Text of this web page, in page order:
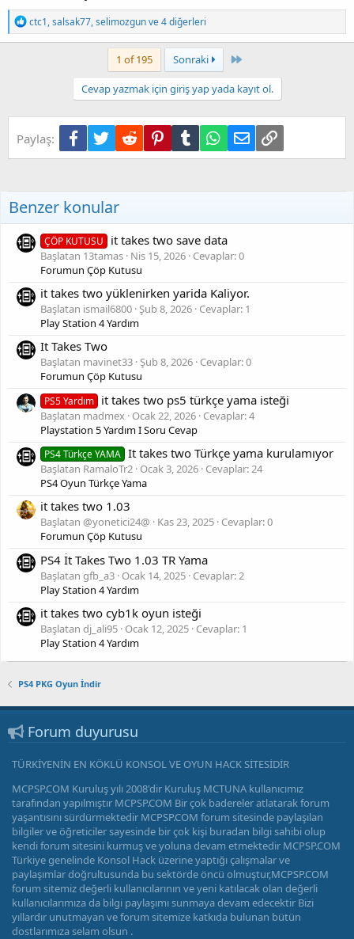
T
e
p
:
ctc1,salsak77,selimozgunve 4 diğerleri
1 of 195 Sonraki Son
Cevap yazmak için giriş yap yada kayıt ol.
Paylaş: Facebook
TwitterReddit PinterestTumblr WhatsApp
E-postaLink
Benzer konular
ÇÖP KUTUSU it takes two save data
Başlatan 13tamas Nis 15, 2026 Cevaplar: 0
Forumun Çöp Kutusu
it takes two yüklenirken yarida Kaliyor.
Başlatan ismail6800 Şub 8, 2026 Cevaplar: 1
Play Station 4 Yardım
It Takes Two
Başlatan mavinet33 Şub 8, 2026 Cevaplar: 0
Forumun Çöp Kutusu
PS5 Yardım it takes two ps5 türkçe yama isteği
Başlatan madmex Ocak 22, 2026 Cevaplar: 4
Playstation 5 Yardım I Soru Cevap
PS4 Türkçe YAMA It takes two Türkçe yama kurulamıyor
Başlatan RamaloTr2 Ocak 3, 2026 Cevaplar: 24
PS4 Oyun Türkçe Yama
it takes two 1.03
Başlatan @yonetici24@ Kas 23, 2025 Cevaplar: 0
Forumun Çöp Kutusu
PS4 İt Takes Two 1.03 TR Yama
Başlatan gfb_a3 Ocak 14, 2025 Cevaplar: 2
Play Station 4 Yardım
it takes two cyb1k oyun isteği
Başlatan dj_ali95 Ocak 12, 2025 Cevaplar: 1
Play Station 4 Yardım
PS4 PKG Oyun İndir
Forum duyurusu
TÜRKİYENİN EN KÖKLÜ KONSOL VE OYUN HACK SİTESİDİR
MCPSP.COM Kuruluş yılı 2008'dir Kuruluş MCTUNA kullanıcımız
tarafından yapılmıştır MCPSP.COM Bir çok badereler atlatarak forum
yaşantısını sürdürmektedir MCPSP.COM forum sitesinde paylaşılan
bilgiler ve öğreticiler sayesinde bir çok kişi buradan bilgi sahibi olup
kendi forum sitesini kurmuş ve yoluna devam etmektedir MCPSP.COM
Türkiye genelinde Konsol Hack üzerine yaptığı çalışmalar ve
paylaşımlar doğrultusunda bu sektörde öncü olmuştur,MCPSP.COM
forum sitemiz değerli kullanıcılarının ve yeni katılacak olan değerli
kullanıcılarımıza da bilgi paylaşımı sunmaya devam edecektir Bizi
yıllardır unutmayan ve forum sitemize katkıda bulunan bütün
dostlarımıza selam olsun .